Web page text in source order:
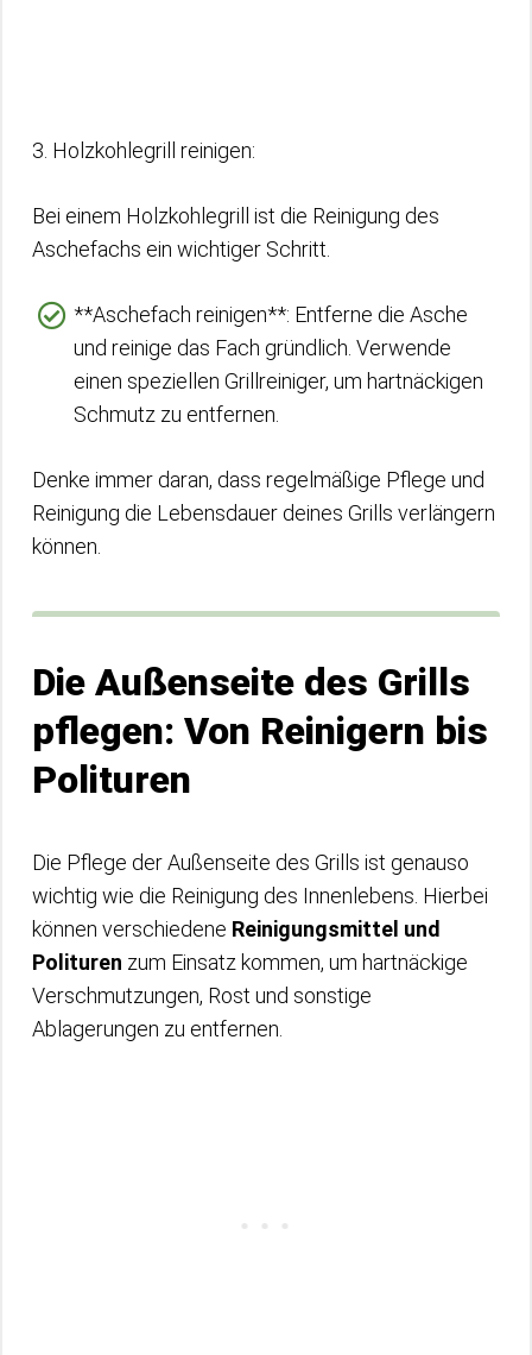
3. Holzkohlegrill reinigen:
Bei einem Holzkohlegrill ist die Reinigung des
Aschefachs ein wichtiger Schritt.
**Aschefach reinigen**: Entferne die Asche
und reinige das Fach gründlich. Verwende
einen speziellen Grillreiniger, um hartnäckigen
Schmutz zu entfernen.
Denke immer daran, dass regelmäßige Pflege und
Reinigung die Lebensdauer deines Grills verlängern
können.
Die Außenseite des Grills
pflegen: Von Reinigern bis
Polituren
Die Pflege der Außenseite des Grills ist genauso
wichtig wie die Reinigung des Innenlebens. Hierbei
können verschiedene Reinigungsmittel und
Polituren zum Einsatz kommen, um hartnäckige
Verschmutzungen, Rost und sonstige
Ablagerungen zu entfernen.